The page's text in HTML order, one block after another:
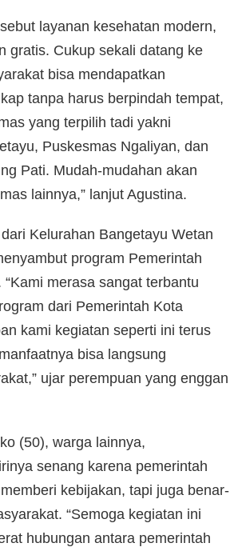
layanan kesehatan modern,
gratis. Cukup sekali datang ke
bisa mendapatkan
tanpa harus berpindah tempat,
yang terpilih tadi yakni
Puskesmas Ngaliyan, dan
Pati. Mudah-mudahan akan
lainnya,” lanjut Agustina.
Kelurahan Bangetayu Wetan
program Pemerintah
merasa sangat terbantu
dari Pemerintah Kota
kami kegiatan seperti ini terus
bisa langsung
ujar perempuan yang enggan
(50), warga lainnya,
senang karena pemerintah
kebijakan, tapi juga benar-
“Semoga kegiatan ini
hubungan antara pemerintah